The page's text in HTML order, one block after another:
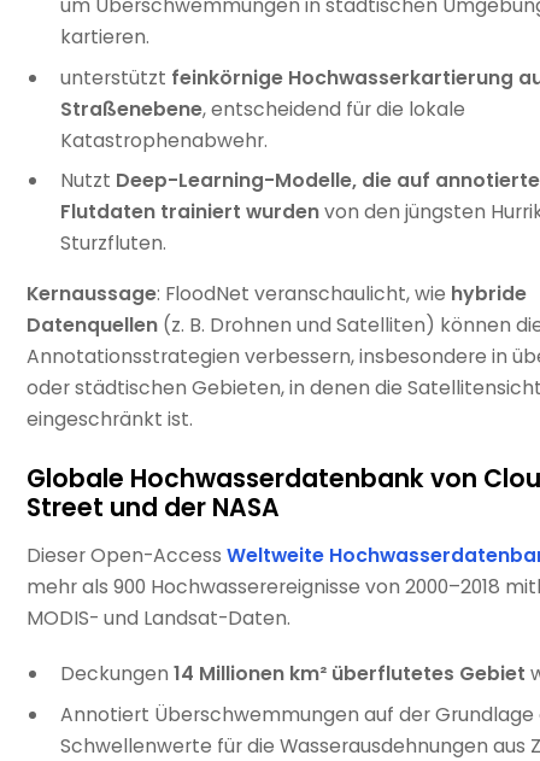
kartieren.
unterstützt feinkörnige Hochwasserkartierung
Straßenebene, entscheidend für die lokale
Katastrophenabwehr.
Nutzt Deep-Learning-Modelle, die auf
Flutdaten trainiert wurdenvon den jüngsten
Sturzfluten.
Kernaussage: FloodNet veranschaulicht, wie hybride
Datenquellen (z. B. Drohnen und Satelliten) können
Annotationsstrategien verbessern, insbesondere in
oder städtischen Gebieten, in denen die
eingeschränkt ist.
Globale Hochwasserdatenbank von
Street und der NASA
Dieser Open-AccessWeltweite
mehr als 900 Hochwasserereignisse von 2000–2018
MODIS- und Landsat-Daten.
Deckungen 14 Millionen km² überflutetes Gebiet
Annotiert Überschwemmungen auf der Grundlage
Schwellenwerte für die Wasserausdehnungen aus